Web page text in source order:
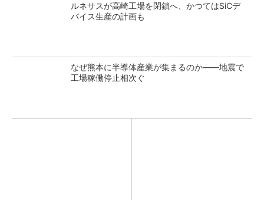
ルネサスが高崎工場を閉鎖へ、かつてはSiCデ
バイス生産の計画も
なぜ熊本に半導体産業が集まるのか――地震で
工場稼働停止相次ぐ